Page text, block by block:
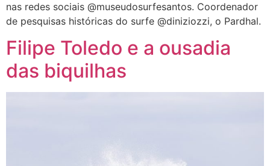
nas redes sociais @museudosurfesantos. Coordenador
de pesquisas históricas do surfe @diniziozzi, o Pardhal.
Filipe Toledo e a ousadia
das biquilhas